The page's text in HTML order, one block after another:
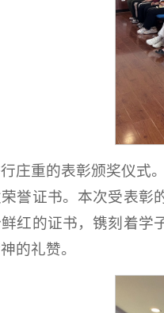
庄重的表彰颁奖仪式
誉证书。本次受表彰
红的证书，镌刻着学
的礼赞。